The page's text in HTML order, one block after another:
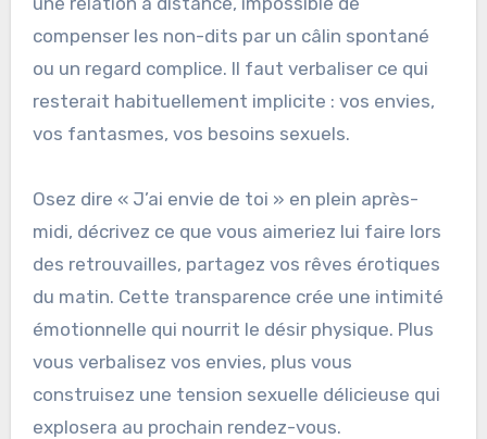
compenser les non-dits par un câlin spontané
ou un regard complice. Il faut verbaliser ce qui
resterait habituellement implicite : vos envies,
vos fantasmes, vos besoins sexuels.
Osez dire « J’ai envie de toi » en plein après-
midi, décrivez ce que vous aimeriez lui faire lors
des retrouvailles, partagez vos rêves érotiques
du matin. Cette transparence crée une intimité
émotionnelle qui nourrit le désir physique. Plus
vous verbalisez vos envies, plus vous
construisez une tension sexuelle délicieuse qui
explosera au prochain rendez-vous.